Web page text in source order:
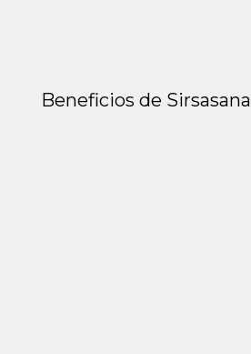
Beneficios de Sirsasana